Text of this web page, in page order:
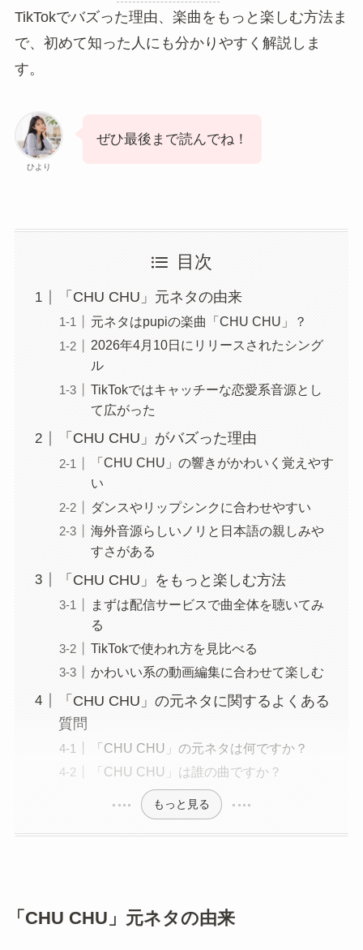
TikTokでバズった理由、楽曲をもっと楽しむ方法ま
で、初めて知った人にも分かりやすく解説しま
す。
ひより
ぜひ最後まで読んでね！
目次
「CHU CHU」元ネタの由来
元ネタはpupiの楽曲「CHU CHU」？
2026年4月10日にリリースされたシング
ル
TikTokではキャッチーな恋愛系音源とし
て広がった
「CHU CHU」がバズった理由
「CHU CHU」の響きがかわいく覚えやす
い
ダンスやリップシンクに合わせやすい
海外音源らしいノリと日本語の親しみや
すさがある
「CHU CHU」をもっと楽しむ方法
まずは配信サービスで曲全体を聴いてみ
る
TikTokで使われ方を見比べる
かわいい系の動画編集に合わせて楽しむ
「CHU CHU」の元ネタに関するよくある
質問
「CHU CHU」の元ネタは何ですか？
「CHU CHU」は誰の曲ですか？
もっと見る
「CHU CHU」元ネタの由来